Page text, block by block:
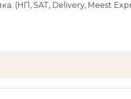
(НП, SAT, Delivery, Meest